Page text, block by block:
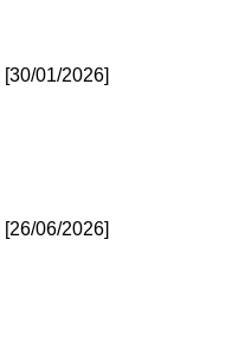
[30/01/2026]
[26/06/2026]